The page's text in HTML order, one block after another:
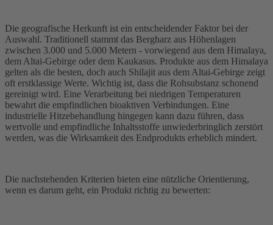
Die geografische Herkunft ist ein entscheidender Faktor bei der
Auswahl. Traditionell stammt das Bergharz aus Höhenlagen
zwischen 3.000 und 5.000 Metern - vorwiegend aus dem Himalaya,
dem Altai-Gebirge oder dem Kaukasus. Produkte aus dem Himalaya
gelten als die besten, doch auch Shilajit aus dem Altai-Gebirge zeigt
oft erstklassige Werte. Wichtig ist, dass die Rohsubstanz schonend
gereinigt wird. Eine Verarbeitung bei niedrigen Temperaturen
bewahrt die empfindlichen bioaktiven Verbindungen. Eine
industrielle Hitzebehandlung hingegen kann dazu führen, dass
wertvolle und empfindliche Inhaltsstoffe unwiederbringlich zerstört
werden, was die Wirksamkeit des Endprodukts erheblich mindert.
Die nachstehenden Kriterien bieten eine nützliche Orientierung,
wenn es darum geht, ein Produkt richtig zu bewerten: